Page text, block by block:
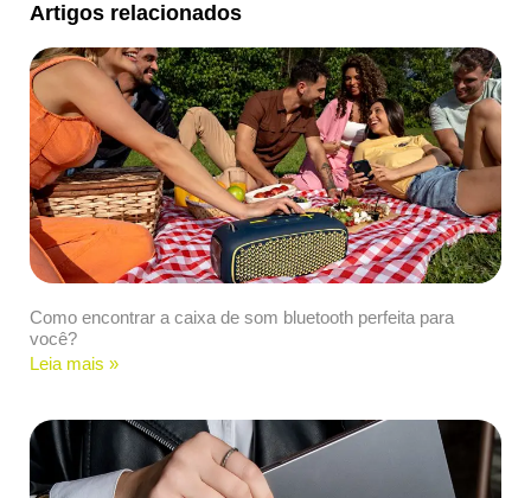
Artigos relacionados
Como encontrar a caixa de som bluetooth perfeita para
você?
Leia mais »